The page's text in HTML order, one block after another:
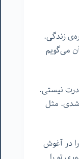
زندگی.
می‌گویم
نیستی.
شدی. مثل
در آغوش